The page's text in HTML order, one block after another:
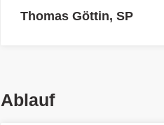
Thomas Göttin, SP
Ablauf